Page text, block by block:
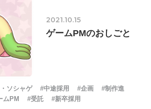
2021.10.15
ゲームPMのおしごと
ソシャゲ #中途採用 #企画
#制作進
ムPM
#受託 #新卒採用